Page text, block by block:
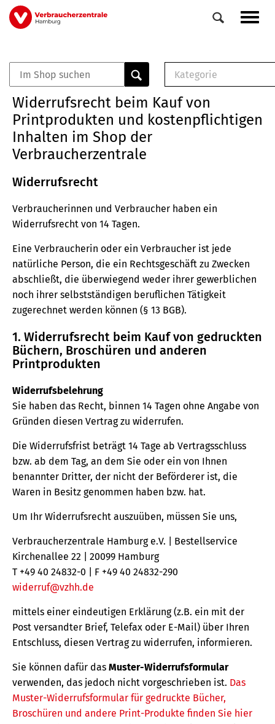
Direkt
zum
Veranstaltungen
0
Elemente
Kategorie
Musterbrief (RTF)
E-Broschüre
Widerrufsrecht beim Kauf von
Printprodukten und kostenpflichtigen
Inhalten im Shop der
Verbraucherzentrale
Widerrufsrecht
Verbraucherinnen und Verbraucher haben ein
Widerrufsrecht von 14 Tagen.
Eine Verbraucherin oder ein Verbraucher ist jede
natürliche Person, die ein Rechtsgeschäft zu Zwecken
abschließt, die überwiegend weder ihrer gewerblichen
noch ihrer selbstständigen beruflichen Tätigkeit
zugerechnet werden können (§ 13 BGB).
1. Widerrufsrecht beim Kauf von gedruckten
Büchern, Broschüren und anderen
Printprodukten
Widerrufsbelehrung
Sie haben das Recht, binnen 14 Tagen ohne Angabe von
Gründen diesen Vertrag zu widerrufen.
Die Widerrufsfrist beträgt 14 Tage ab Vertragsschluss
bzw. ab dem Tag, an dem Sie oder ein von Ihnen
benannter Dritter, der nicht der Beförderer ist, die
Waren in Besitz genommen haben bzw. hat.
Um Ihr Widerrufsrecht auszuüben, müssen Sie uns,
Verbraucherzentrale Hamburg e.V. | Bestellservice
Kirchenallee 22 | 20099 Hamburg
T +49 40 24832-0 | F +49 40 24832-290
widerruf@vzhh.de
mittels einer eindeutigen Erklärung (z.B. ein mit der
Post versandter Brief, Telefax oder E-Mail) über Ihren
Entschluss, diesen Vertrag zu widerrufen, informieren.
Sie können dafür das Muster-Widerrufsformular
verwenden, das jedoch nicht vorgeschrieben ist. Das
Muster-Widerrufsformular für gedruckte Bücher,
Broschüren und andere Print-Produkte finden Sie hier